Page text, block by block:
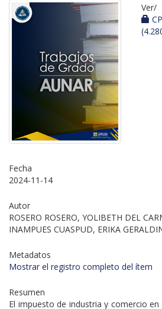
Ver/
Fecha
2024-11-14
Autor
ROSERO ROSERO, YOLIBETH DEL
INAMPUES CUASPUD, ERIKA
Metadatos
Mostrar el registro completo del ítem
Resumen
El impuesto de industria y comercio